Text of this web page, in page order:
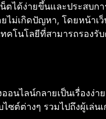
ตได้ง่ายขึ้นและประสบก
ไม่เกิดปัญหา, โดยหน้าเ
คโนโลยีที่สามารถรองรั
อนไลน์กลายเป็นเรื่องง่า
ซต์ต่างๆ รวมไปถึงผู้เล่น